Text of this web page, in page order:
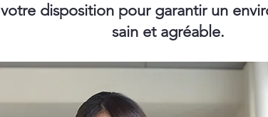
votre disposition pour garantir un
sain et agréable.